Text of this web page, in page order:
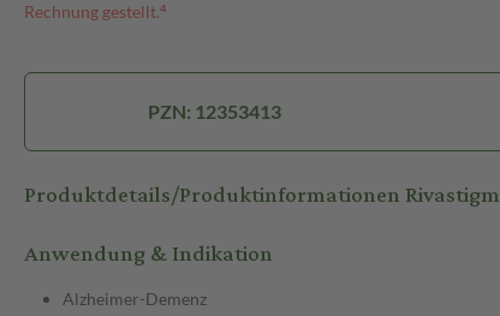
Rechnung gestellt.⁴
PZN: 12353413
Produktdetails/Produktinformationen
Anwendung & Indikation
Alzheimer-Demenz